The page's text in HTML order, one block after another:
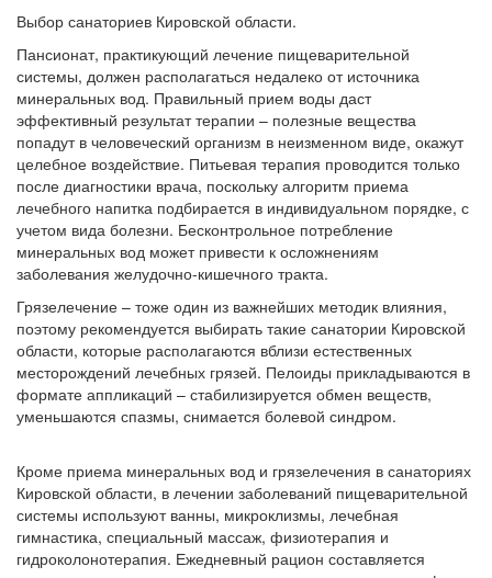
Выбор санаториев Кировской области.
Пансионат, практикующий лечение пищеварительной
системы, должен располагаться недалеко от источника
минеральных вод. Правильный прием воды даст
эффективный результат терапии – полезные вещества
попадут в человеческий организм в неизменном виде, окажут
целебное воздействие. Питьевая терапия проводится только
после диагностики врача, поскольку алгоритм приема
лечебного напитка подбирается в индивидуальном порядке, с
учетом вида болезни. Бесконтрольное потребление
минеральных вод может привести к осложнениям
заболевания желудочно-кишечного тракта.
Грязелечение – тоже один из важнейших методик влияния,
поэтому рекомендуется выбирать такие санатории Кировской
области, которые располагаются вблизи естественных
месторождений лечебных грязей. Пелоиды прикладываются в
формате аппликаций – стабилизируется обмен веществ,
уменьшаются спазмы, снимается болевой синдром.
Кроме приема минеральных вод и грязелечения в санаториях
Кировской области, в лечении заболеваний пищеварительной
системы используют ванны, микроклизмы, лечебная
гимнастика, специальный массаж, физиотерапия и
гидроколонотерапия. Ежедневный рацион составляется